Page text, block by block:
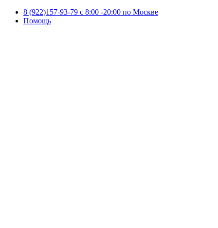
8 (922)157-93-79 c 8:00 -20:00 по Москве
Помощь